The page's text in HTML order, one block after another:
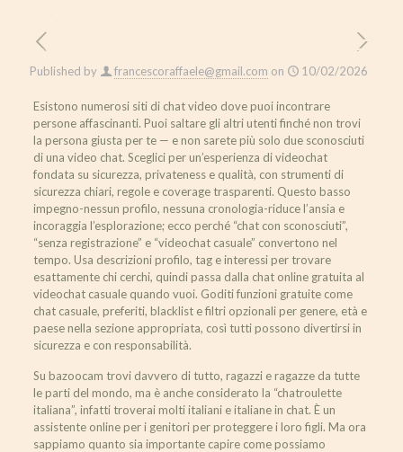
Published by francescoraffaele@gmail.com on 10/02/2026
Esistono numerosi siti di chat video dove puoi incontrare
persone affascinanti. Puoi saltare gli altri utenti finché non trovi
la persona giusta per te — e non sarete più solo due sconosciuti
di una video chat. Sceglici per un’esperienza di videochat
fondata su sicurezza, privateness e qualità, con strumenti di
sicurezza chiari, regole e coverage trasparenti. Questo basso
impegno-nessun profilo, nessuna cronologia-riduce l’ansia e
incoraggia l’esplorazione; ecco perché “chat con sconosciuti”,
“senza registrazione” e “videochat casuale” convertono nel
tempo. Usa descrizioni profilo, tag e interessi per trovare
esattamente chi cerchi, quindi passa dalla chat online gratuita al
videochat casuale quando vuoi. Goditi funzioni gratuite come
chat casuale, preferiti, blacklist e filtri opzionali per genere, età e
paese nella sezione appropriata, così tutti possono divertirsi in
sicurezza e con responsabilità.
Su bazoocam trovi davvero di tutto, ragazzi e ragazze da tutte
le parti del mondo, ma è anche considerato la “chatroulette
italiana”, infatti troverai molti italiani e italiane in chat. È un
assistente online per i genitori per proteggere i loro figli. Ma ora
sappiamo quanto sia importante capire come possiamo